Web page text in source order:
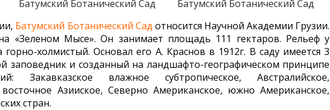
Батумский Ботанический Сад
Батумский Ботанический Сад
Батумский Ботанический Сад относится Научной Академии Грузии.
«Зеленом Мысе». Он занимает площадь 111 гектаров. Рельеф у
горно-холмистый. Основал его А. Краснов в 1912г. В саду имеется 3
заповедник и созданный на ландшафто-географическом принципе
Закавказское влажное субтропическое, Австралийское,
Азииское, Северно Американское, южно Американское,
стран.